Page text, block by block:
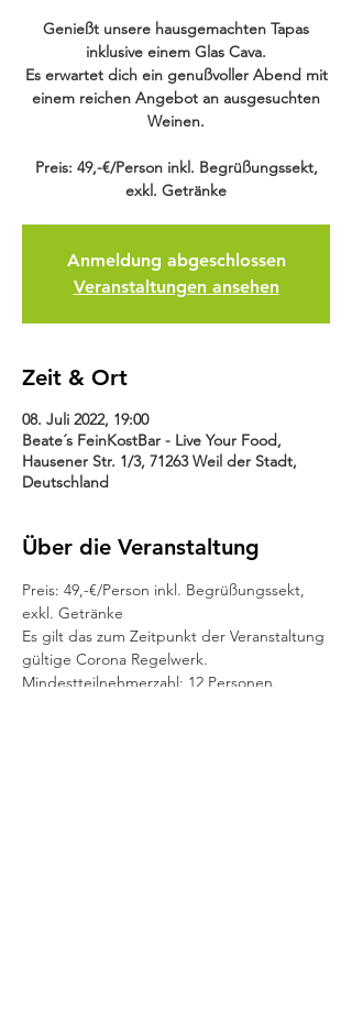
Genießt unsere hausgemachten Tapas
inklusive einem Glas Cava.
Es erwartet dich ein genußvoller Abend mit
einem reichen Angebot an ausgesuchten
Weinen.
Preis: 49,-€/Person inkl. Begrüßungssekt,
exkl. Getränke
Anmeldung abgeschlossen
Veranstaltungen ansehen
Zeit & Ort
08. Juli 2022, 19:00
Beate´s FeinKostBar - Live Your Food,
Hausener Str. 1/3, 71263 Weil der Stadt,
Deutschland
Über die Veranstaltung
Preis: 49,-€/Person inkl. Begrüßungssekt,
exkl. Getränke
Es gilt das zum Zeitpunkt der Veranstaltung
gültige Corona Regelwerk.
Mindestteilnehmerzahl: 12 Personen.